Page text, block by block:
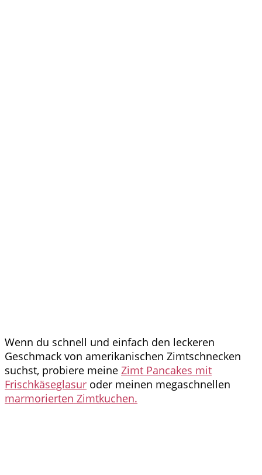
Wenn du schnell und einfach den leckeren
Geschmack von amerikanischen Zimtschnecken
suchst, probiere meine Zimt Pancakes mit
Frischkäseglasur oder meinen megaschnellen
marmorierten Zimtkuchen.